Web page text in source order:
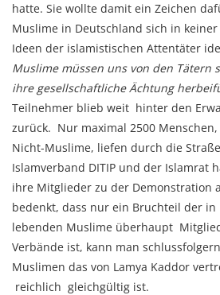
hatte. Sie wollte damit ein Zeichen
Muslime in Deutschland sich in
Ideen der islamistischen Attentäter
Muslime müssen uns von den Tätern
ihre gesellschaftliche Ächtung
Teilnehmer blieb weit hinter den
zurück. Nur maximal 2500
Nicht-Muslime, liefen durch die
Islamverband DITIP und der Islamrat
ihre Mitglieder zu der Demonstration
bedenkt, dass nur ein Bruchteil der in
lebenden Muslime überhaupt
Verbände ist, kann man
Muslimen das von Lamya Kaddor
reichlich gleichgültig ist.